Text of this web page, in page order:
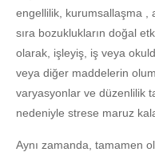
engellilik, kurumsallaşma ,
sıra bozuklukların doğal
olarak, işleyiş, iş veya
veya diğer maddelerin
varyasyonlar ve düzenlilik
nedeniyle strese maruz
Aynı zamanda, tamamen